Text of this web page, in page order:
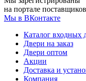
на портале поставщиков
Мы в ВКонтакте
Каталог входных
Двери на заказ
Двери оптом
Акции
Доставка и
Компания